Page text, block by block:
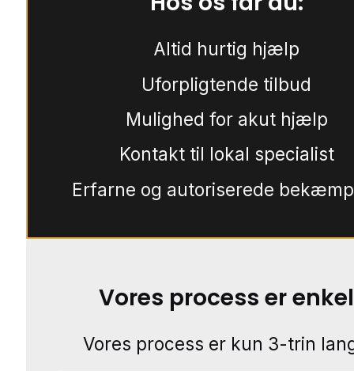
Altid hurtig hjælp
Uforpligtende tilbud
Mulighed for akut hjælp
Kontakt til lokal specialist
Erfarne og autoriserede
Vores process er enkel
Vores process er kun 3-trin